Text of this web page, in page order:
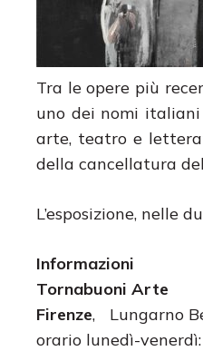
Tra le opere più
uno dei nomi italiani
arte, teatro e
della cancellatura
L’esposizione, nelle
Informazioni
Tornabuoni Arte
Firenze, Lungarno
orario lunedì-